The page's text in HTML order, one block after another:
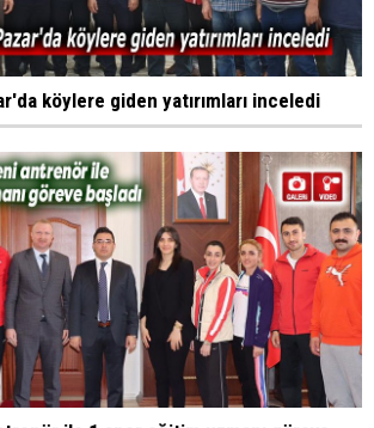
köylere giden yatırımları inceledi